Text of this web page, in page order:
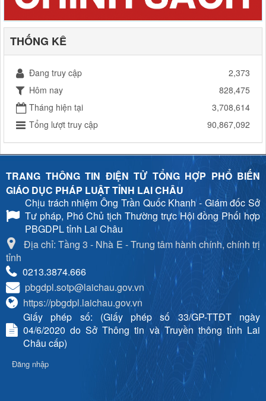
THỐNG KÊ
Đang truy cập
2,373
Hôm nay
828,475
Tháng hiện tại
3,708,614
Tổng lượt truy cập
90,867,092
TRANG THÔNG TIN ĐIỆN TỬ TỔNG HỢP PHỔ BIẾN
GIÁO DỤC PHÁP LUẬT TỈNH LAI CHÂU
Chịu trách nhiệmÔng Trần Quốc Khanh - Giám đốc Sở
Tư pháp, Phó Chủ tịch Thường trực Hội đồng Phối hợp
PBGDPL tỉnh Lai Châu
Địa chỉ: Tầng 3 - Nhà E - Trung tâm hành chính, chính trị
tỉnh
0213.3874.666
pbgdpl.sotp@laichau.gov.vn
https://pbgdpl.laichau.gov.vn
Giấy phép số: (Giấy phép số 33/GP-TTĐT ngày
04/6/2020 do Sở Thông tin và Truyền thông tỉnh Lai
Châu cấp)
Đăng nhập